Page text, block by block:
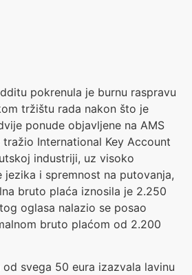
pokrenula je burnu raspravu
tržištu rada nakon što je
ponude objavljene na AMS
International Key Account
industriji, uz visoko
jezika i spremnost na putovanja,
bruto plaća iznosila je 2.250
oglasa nalazio se posao
bruto plaćom od 2.200
svega 50 eura izazvala lavinu